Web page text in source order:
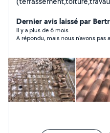
nettoyage public bureaux
fait du travail soigné et j'ai
expérience j'interviens le
Dernier avis laissé par
Il y a plus de 6 mois
A répondu, mais nous n'avons pas